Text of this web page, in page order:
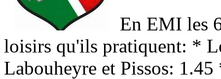
En EMI les
loisirs qu'ils pratiquent: *
Labouheyre et Pissos: